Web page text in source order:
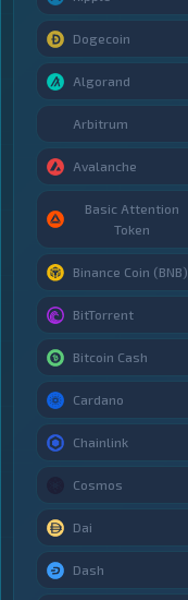
Dogecoin
Algorand
Arbitrum
Avalanche
Basic Attention
Token
Binance Coin (BNB)
BitTorrent
Bitcoin Cash
Cardano
Chainlink
Cosmos
Dai
Dash